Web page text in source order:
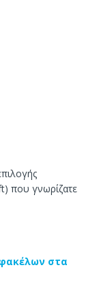
που γνωρίζατε
στα